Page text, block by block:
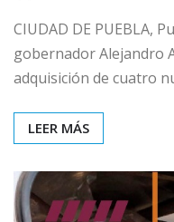
CIUDAD DE PUEBLA,
gobernador Alejandro
adquisición de cuatro
LEER MÁS